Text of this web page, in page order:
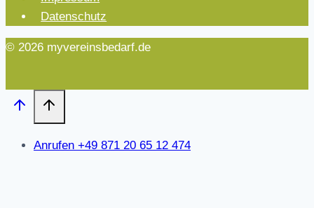
Datenschutz
© 2026 myvereinsbedarf.de
Anrufen +49 871 20 65 12 474